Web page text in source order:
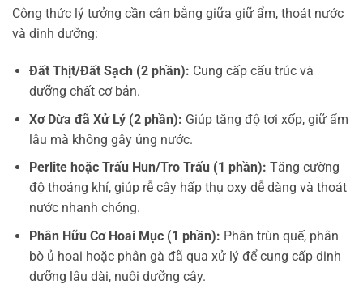
Công thức lý tưởng cần cân bằng giữa giữ ẩm, thoát nước
và dinh dưỡng:
Đất Thịt/Đất Sạch (2 phần): Cung cấp cấu trúc và
dưỡng chất cơ bản.
Xơ Dừa đã Xử Lý (2 phần): Giúp tăng độ tơi xốp, giữ ẩm
lâu mà không gây úng nước.
Perlite hoặc Trấu Hun/Tro Trấu (1 phần): Tăng cường
độ thoáng khí, giúp rễ cây hấp thụ oxy dễ dàng và thoát
nước nhanh chóng.
Phân Hữu Cơ Hoai Mục (1 phần): Phân trùn quế, phân
bò ủ hoai hoặc phân gà đã qua xử lý để cung cấp dinh
dưỡng lâu dài, nuôi dưỡng cây.